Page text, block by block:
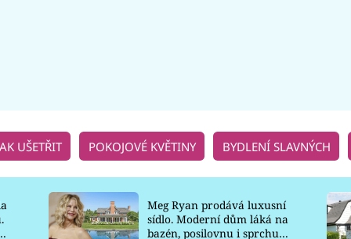
UŠETŘIT POKOJOVÉ KVĚTINY BYDLENÍ SLAVNÝCH
Meg Ryan prodává luxusní
sídlo. Moderní dům láká na
bazén, posilovnu i sprchu